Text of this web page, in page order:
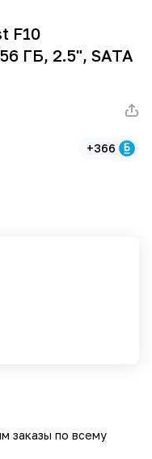
F10
ГБ, 2.5", SATA
+366
заказы по всему